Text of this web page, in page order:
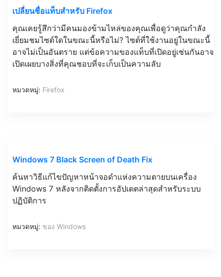
เปลี่ยนชื่อแท็บสำหรับ Firefox
คุณเคยรู้สึกว่ามีคนมองข้ามไหล่ของคุณเพื่อดูว่าคุณกำลัง
เยี่ยมชมไซต์ใดในขณะนี้หรือไม่? ไซต์ที่ใช้งานอยู่ในขณะนี้
อาจไม่เป็นอันตราย แต่ข้อความของแท็บที่เปิดอยู่เช่นกันอาจ
เปิดเผยบางสิ่งที่คุณชอบที่จะเก็บเป็นความลับ
หมวดหมู่: Firefox
Windows 7 Black Screen of Death Fix
ค้นหาวิธีแก้ไขปัญหาหน้าจอดำแห่งความตายบนเครื่อง
Windows 7 หลังจากติดตั้งการอัปเดตล่าสุดสำหรับระบบ
ปฏิบัติการ
หมวดหมู่: ของ Windows